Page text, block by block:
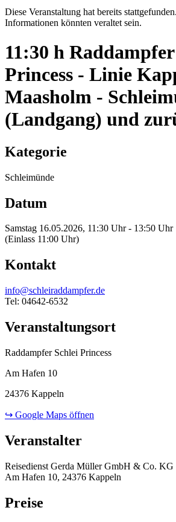
Diese Veranstaltung hat bereits
Informationen könnten veraltet sein.
11:30 h
Princess - Linie
Maasholm -
(Landgang) und
Kategorie
Schleimünde
Datum
Samstag 16.05.2026, 11:30 Uhr - 13:50 Uhr
(Einlass 11:00 Uhr)
Kontakt
info@schleiraddampfer.de
Tel: 04642-6532
Veranstaltungsort
Raddampfer Schlei Princess
Am Hafen 10
24376 Kappeln
↪ Google Maps öffnen
Veranstalter
Reisedienst Gerda Müller GmbH & Co. KG
Am Hafen 10, 24376 Kappeln
Preise